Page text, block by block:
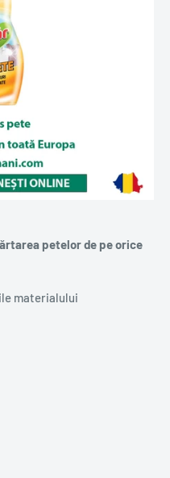
petelor de pe orice
materialului